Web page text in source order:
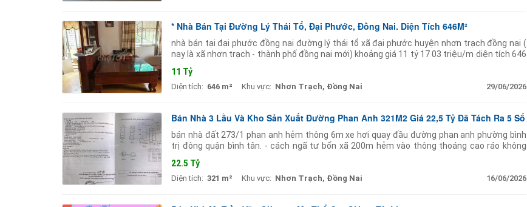
* Nhà Bán Tại Đường Lý Thái Tổ, Đại Phước, Đồng Nai. Diện Tích 646M²
nhà bán tại đại phước đồng nai đường lý thái tổ xã đại phước huyện nhơn trạch đồng nai (
nay là xã nhơn trạch - thành phố đồng nai mới) khoảng giá 11 tỷ 17 03 triệu/m diện tích 646
11 Tỷ
Diện tích: 646 m² Khu vực: Nhơn Trạch, Đồng Nai 29/06/2026
Bán Nhà 3 Lầu Và Kho Sản Xuất Đường Phan Anh 321M2 Giá 22,5 Tỷ Đã Tách Ra 5 Sổ
bán nhà đất 273/1 phan anh hẻm thông 6m xe hơi quay đầu đường phan anh phường bình
trị đông quận bình tân. - cách ngã tư bốn xã 200m hẻm vào thông thoáng cao ráo không
22.5 Tỷ
Diện tích: 321 m² Khu vực: Nhơn Trạch, Đồng Nai 16/06/2026